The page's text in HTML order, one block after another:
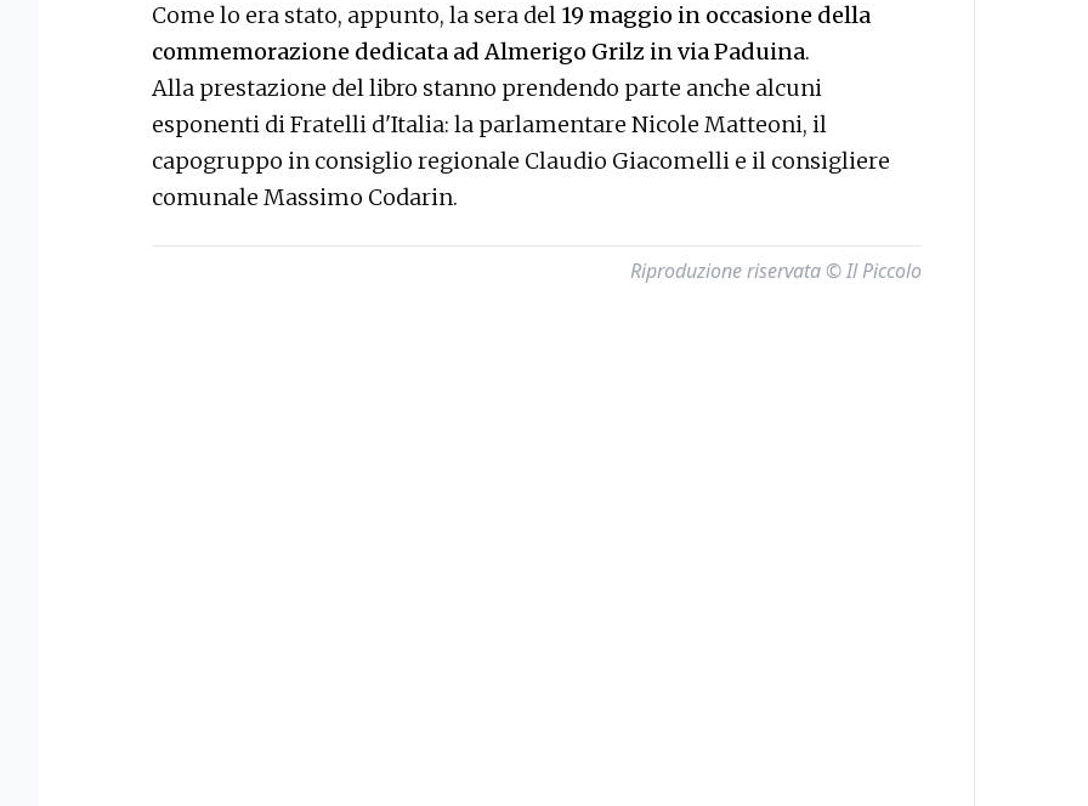
Come lo era stato, appunto, la sera del 19 maggio in occasione della
commemorazione dedicata ad Almerigo Grilz in via Paduina.
Alla prestazione del libro stanno prendendo parte anche alcuni
esponenti di Fratelli d'Italia: la parlamentare Nicole Matteoni, il
capogruppo in consiglio regionale Claudio Giacomelli e il consigliere
comunale Massimo Codarin.
Riproduzione riservata © Il Piccolo